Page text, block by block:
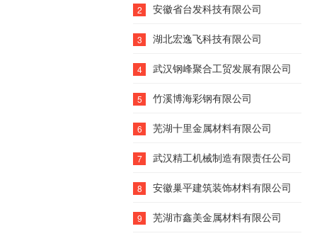
2 安徽省台发科技有限公司
3 湖北宏逸飞科技有限公司
4 武汉钢峰聚合工贸发展有限公司
5 竹溪博海彩钢有限公司
6 芜湖十里金属材料有限公司
7 武汉精工机械制造有限责任公司
8 安徽巢平建筑装饰材料有限公司
9 芜湖市鑫美金属材料有限公司